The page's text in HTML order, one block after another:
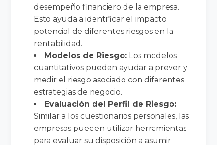
desempeño financiero de la empresa.
Esto ayuda a identificar el impacto
potencial de diferentes riesgos en la
rentabilidad.
Modelos de Riesgo: Los modelos
cuantitativos pueden ayudar a prever y
medir el riesgo asociado con diferentes
estrategias de negocio.
Evaluación del Perfil de Riesgo:
Similar a los cuestionarios personales, las
empresas pueden utilizar herramientas
para evaluar su disposición a asumir